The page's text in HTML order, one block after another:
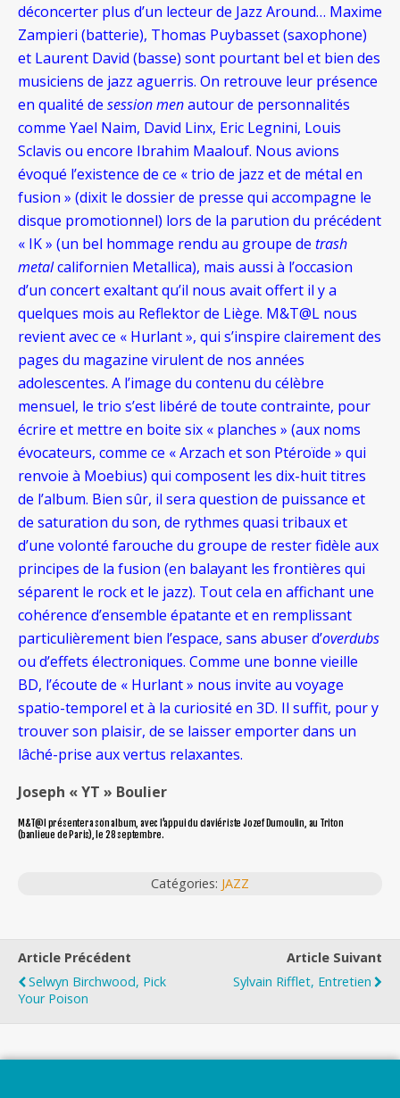
déconcerter plus d’un lecteur de Jazz Around… Maxime
Zampieri (batterie), Thomas Puybasset (saxophone)
et Laurent David (basse) sont pourtant bel et bien des
musiciens de jazz aguerris. On retrouve leur présence
en qualité de session menautour de personnalités
comme Yael Naim, David Linx, Eric Legnini, Louis
Sclavis ou encore Ibrahim Maalouf. Nous avions
évoqué l’existence de ce « trio de jazz et de métal en
fusion » (dixit le dossier de presse qui accompagne le
disque promotionnel) lors de la parution du précédent
« IK » (un bel hommage rendu au groupe de trash
metalcalifornien Metallica), mais aussi à l’occasion
d’un concert exaltant qu’il nous avait offert il y a
quelques mois au Reflektor de Liège. M&T@L nous
revient avec ce « Hurlant », qui s’inspire clairement des
pages du magazine virulent de nos années
adolescentes. A l’image du contenu du célèbre
mensuel, le trio s’est libéré de toute contrainte, pour
écrire et mettre en boite six « planches » (aux noms
évocateurs, comme ce « Arzach et son Ptéroïde » qui
renvoie à Moebius) qui composent les dix-huit titres
de l’album. Bien sûr, il sera question de puissance et
de saturation du son, de rythmes quasi tribaux et
d’une volonté farouche du groupe de rester fidèle aux
principes de la fusion (en balayant les frontières qui
séparent le rock et le jazz). Tout cela en affichant une
cohérence d’ensemble épatante et en remplissant
particulièrement bien l’espace, sans abuser d’overdubs
ou d’effets électroniques. Comme une bonne vieille
BD, l’écoute de « Hurlant » nous invite au voyage
spatio-temporel et à la curiosité en 3D. Il suffit, pour y
trouver son plaisir, de se laisser emporter dans un
lâché-prise aux vertus relaxantes.
Joseph « YT » Boulier
M&T@l présentera son album, avec l’appui du claviériste Jozef Dumoulin, au Triton
(banlieue de Paris), le 28 septembre.
Catégories: JAZZ
Article Précédent
Selwyn Birchwood, Pick
Your Poison
Article Suivant
Sylvain Rifflet, Entretien